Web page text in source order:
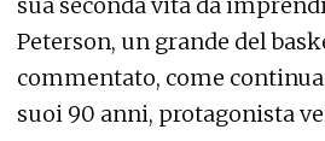
Peterson, un grande del
commentato, come continua
suoi 90 anni, protagonista